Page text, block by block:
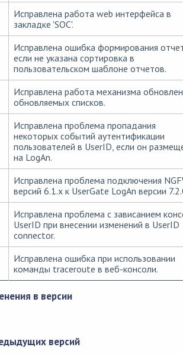
Исправлена работа web интерфейса в
закладке 'SOC'.
Исправлена ошибка формирования
если не указана сортировка в
пользовательском шаблоне отчетов.
Исправлена работа механизма
обновляемых списков.
Исправлена проблема пропадания
некоторых событий аутентификации
пользователей в UserID, если он
на LogAn.
Исправлена проблема подключения
версий 6.1.х к UserGate LogAn версии
Исправлена проблема с зависанием
UserID при внесении изменений в UserID
connector.
Исправлена ошибка при использовании
команды traceroute в веб-консоли.
в версии
версий